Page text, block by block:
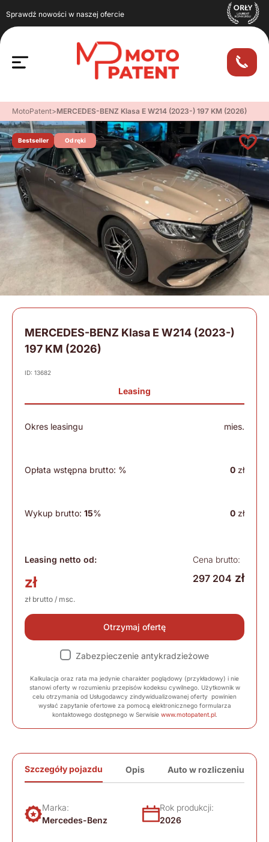
Sprawdź nowości w naszej ofercie
MotoPatent>MERCEDES-BENZ Klasa E W214 (2023-) 197 KM (2026)
Bestseller Od ręki
MERCEDES-BENZ Klasa E W214 (2023-)
197 KM (2026)
ID: 13682
Leasing
Okres leasingu mies.
Opłata wstępna brutto: % 0 zł
Wykup brutto: 15% 0 zł
Leasing netto od:
zł
zł brutto / msc.
Cena brutto:
297 204 zł
Otrzymaj ofertę
Zabezpieczenie antykradzieżowe
Kalkulacja oraz rata ma jedynie charakter poglądowy (przykładowy) i nie
stanowi oferty w rozumieniu przepisów kodeksu cywilnego. Użytkownik w
celu otrzymania od Usługodawcy zindywidualizowanej oferty powinien
wysłać zapytanie ofertowe za pomocą elektronicznego formularza
kontaktowego dostępnego w Serwisie www.motopatent.pl.
Szczegóły pojazdu Opis Auto w rozliczeniu
Marka:
Mercedes-Benz
Rok produkcji:
2026